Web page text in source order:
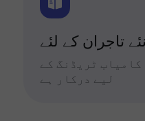
نئے تاجران کے لئے
کامیاب ٹریڈنگ کے
لیے درکار ہے